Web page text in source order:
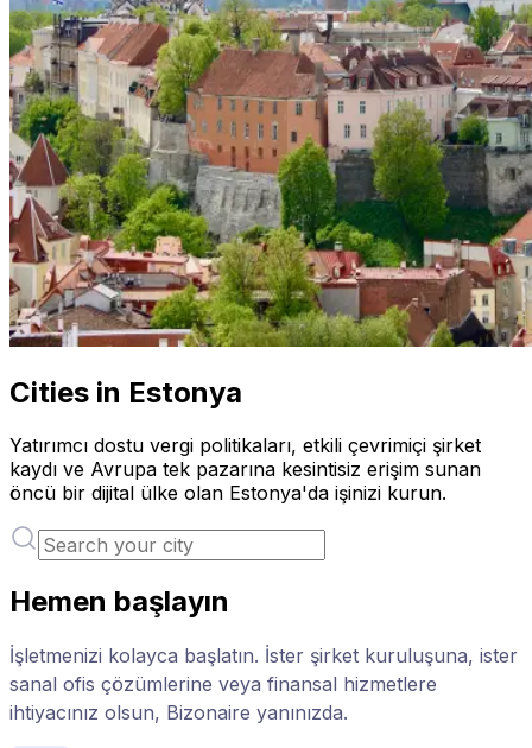
Cities in Estonya
Yatırımcı dostu vergi politikaları, etkili çevrimiçi şirket
kaydı ve Avrupa tek pazarına kesintisiz erişim sunan
öncü bir dijital ülke olan Estonya'da işinizi kurun.
Hemen başlayın
İşletmenizi kolayca başlatın. İster şirket kuruluşuna, ister
sanal ofis çözümlerine veya finansal hizmetlere
ihtiyacınız olsun, Bizonaire yanınızda.